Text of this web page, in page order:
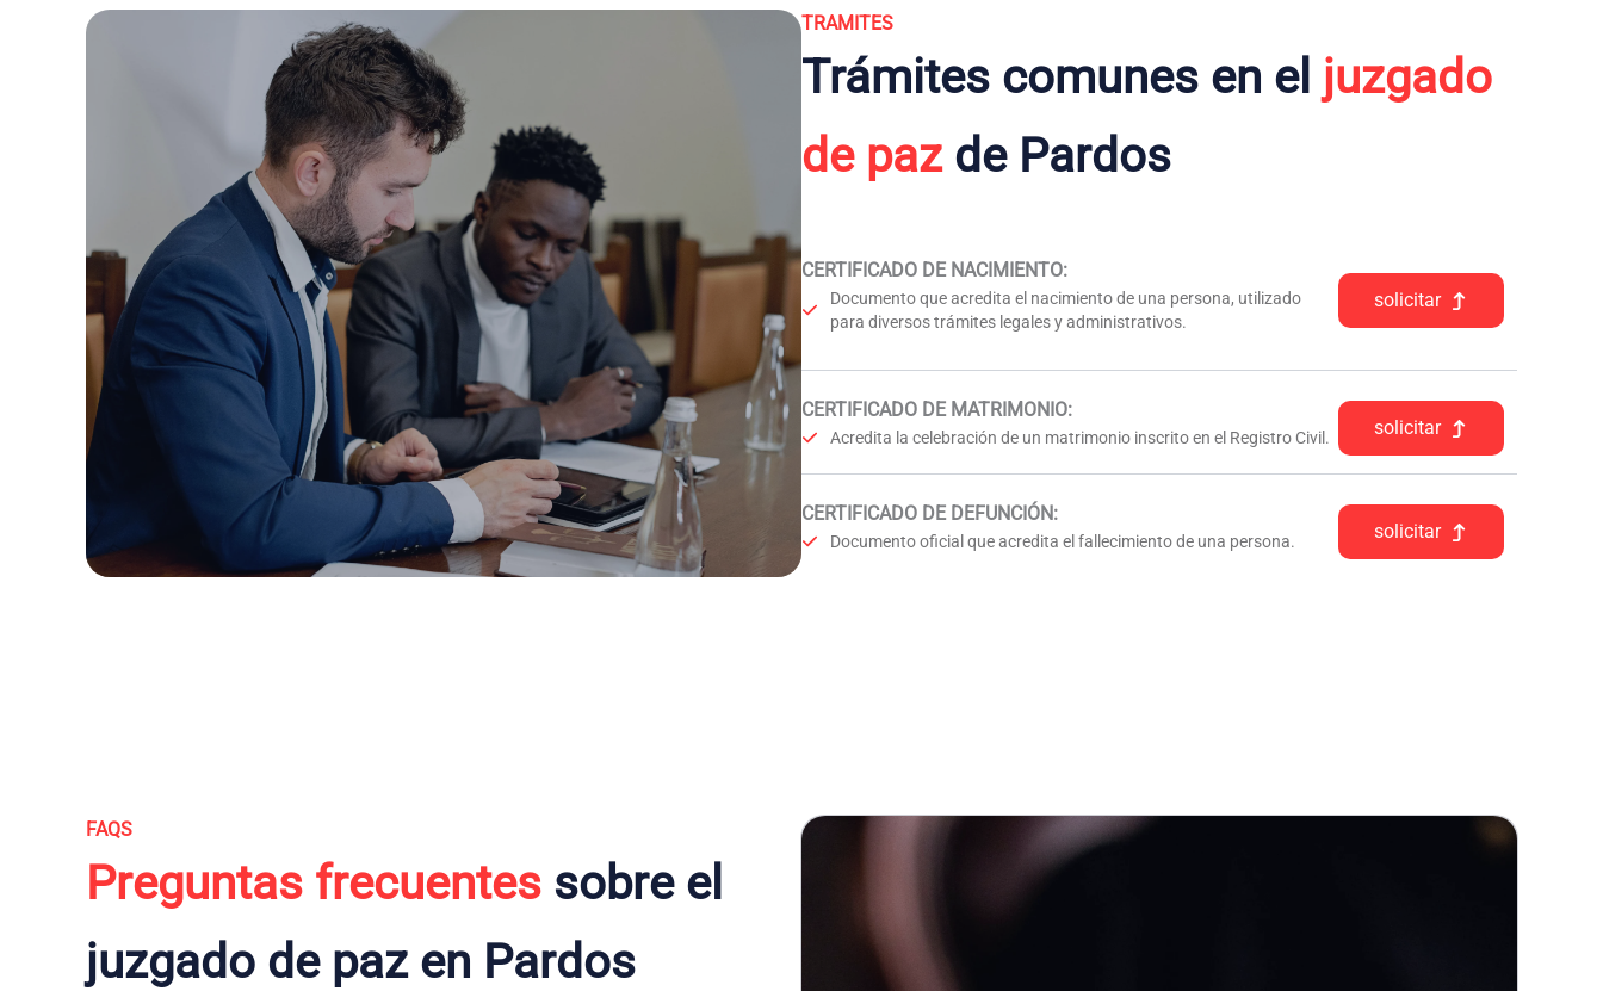
TRAMITES
Trámites comunes en el juzgado
de pazde Pardos
CERTIFICADO DE NACIMIENTO:
Documento que acredita el nacimiento de una persona, utilizado
para diversos trámites legales y administrativos.
solicitar
CERTIFICADO DE MATRIMONIO:
Acredita la celebración de un matrimonio inscrito en el Registro Civil. solicitar
CERTIFICADO DE DEFUNCIÓN:
Documento oficial que acredita el fallecimiento de una persona. solicitar
FAQS
Preguntas frecuentes sobre el
juzgado de paz en Pardos